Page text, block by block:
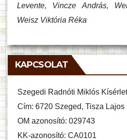
Levente, Vincze András,
Weisz Viktória Réka
KAPCSOLAT
Szegedi Radnóti Miklós
Cím: 6720 Szeged, Tisza Lajos
OM azonosító: 029743
KK-azonosító: CA0101